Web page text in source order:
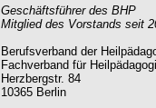
Geschäftsführer des BHP
Mitglied des Vorstands seit
Berufsverband der
Fachverband für
Herzbergstr. 84
10365 Berlin